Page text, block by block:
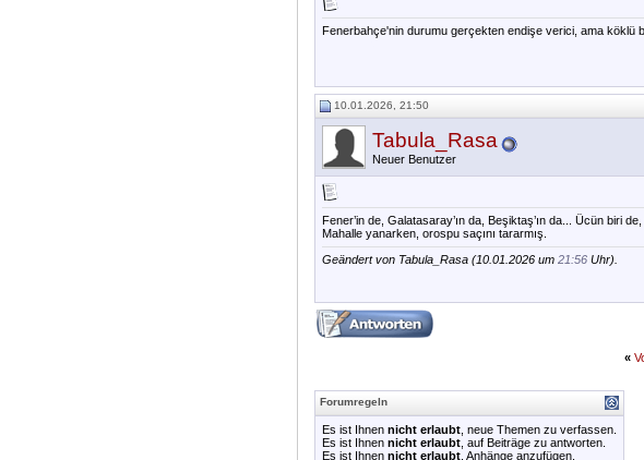
Fenerbahçe'nin durumu gerçekten endişe verici, ama köklü
10.01.2026, 21:50
Tabula_Rasa
Neuer Benutzer
Fener’in de, Galatasaray’ın da, Beşiktaş’ın da... Ücün biri
Mahalle yanarken, orospu saçını tararmış.
Geändert von Tabula_Rasa (10.01.2026 um 21:56 Uhr).
«
Forumregeln
Es ist Ihnen nicht erlaubt , neue Themen zu verfassen.
Es ist Ihnen nicht erlaubt , auf Beiträge zu antworten.
Es ist Ihnen nicht erlaubt , Anhänge anzufügen.